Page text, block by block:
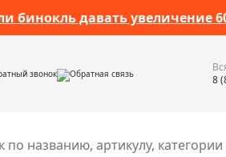
бинокль давать увеличение
звонок Обратная связь
8